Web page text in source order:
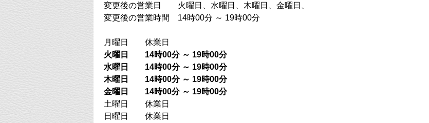
変更後の営業日 火曜日、水曜日、木曜日、金曜日、
変更後の営業時間 14時00分 ～ 19時00分
月曜日 休業日
火曜日 14時00分 ～ 19時00分
水曜日 14時00分 ～ 19時00分
木曜日 14時00分 ～ 19時00分
金曜日
14時00分 ～ 19時00分
土曜日 休業日
日曜日 休業日